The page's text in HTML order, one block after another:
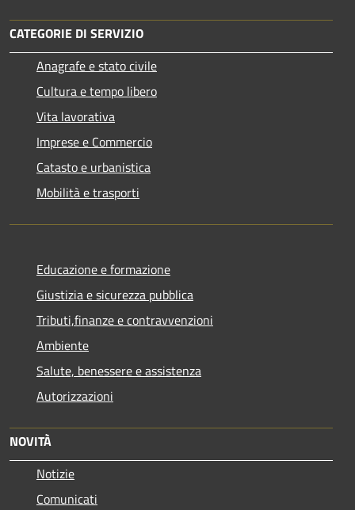
CATEGORIE DI SERVIZIO
Anagrafe e stato civile
Cultura e tempo libero
Vita lavorativa
Imprese e Commercio
Catasto e urbanistica
Mobilità e trasporti
Educazione e formazione
Giustizia e sicurezza pubblica
Tributi,finanze e contravvenzioni
Ambiente
Salute, benessere e assistenza
Autorizzazioni
NOVITÀ
Notizie
Comunicati